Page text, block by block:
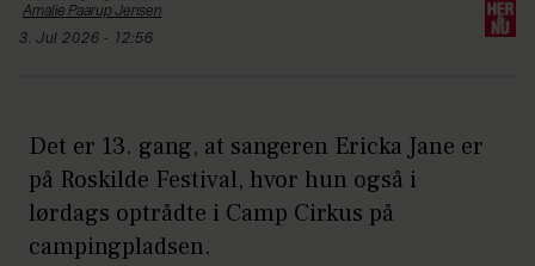
Amalie PaarupJensen
3. Jul 2026 - 12:56
Det er 13. gang, at sangeren Ericka Jane er
på Roskilde Festival, hvor hun også i
lørdags optrådte i Camp Cirkus på
campingpladsen.